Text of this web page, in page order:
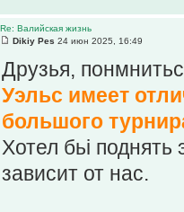
Re: Валийская жизнь
Dikiy Pes 24 июн 2025, 16:49
Друзья,
Уэльс имеет
большого
Хотел бьі поднять
зависит от нас.